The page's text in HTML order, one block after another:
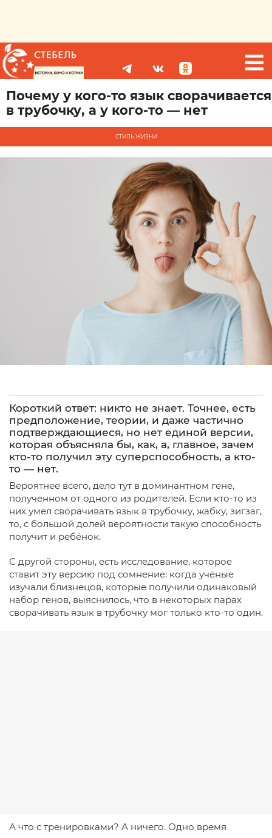
Почему у кого-то язык сворачивается
в трубочку, а у кого-то — нет
СТИЛЬ ЖИЗНИ
Короткий ответ: никто не знает. Точнее, есть
предположение, теории, и даже частично
подтверждающиеся, но нет единой версии,
которая объясняла бы, как, а, главное, зачем
кто-то получил эту суперспособность, а кто-
то — нет.
Вероятнее всего, дело тут в доминантном гене,
полученном от одного из родителей. Если кто-то из
них умел сворачивать язык в трубочку, жабку, зигзаг,
то, с большой долей вероятности такую способность
получит и ребёнок.
С другой стороны, есть исследование, которое
ставит эту версию под сомнение: когда учёные
изучали близнецов, которые получили одинаковый
набор генов, выяснилось, что в некоторых парах
сворачивать язык в трубочку мог только кто-то один.
А что с тренировками? А ничего. Одно время